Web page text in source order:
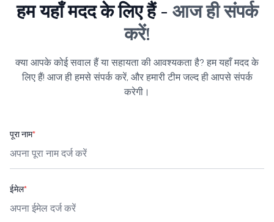
हम यहाँ मदद के लिए हैं - आज ही संपर्क
करें!
क्या आपके कोई सवाल हैं या सहायता की आवश्यकता है? हम यहाँ मदद के
लिए हैं! आज ही हमसे संपर्क करें, और हमारी टीम जल्द ही आपसे संपर्क
करेगी।
पूरा नाम*
ईमेल*